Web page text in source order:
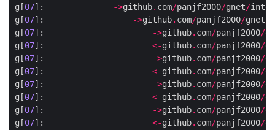
g[07]: ->github. com/panjf2000/gnet/
g[07]: ->github. com/panjf2000/gnet/
g[07]: ->github. com/panjf2000/
g[07]: <-github. com/panjf2000/
g[07]: ->github. com/panjf2000/
g[07]: <-github. com/panjf2000/
g[07]: ->github. com/panjf2000/
g[07]: <-github. com/panjf2000/
g[07]: ->github. com/panjf2000/
g[07]: <-github. com/panjf2000/